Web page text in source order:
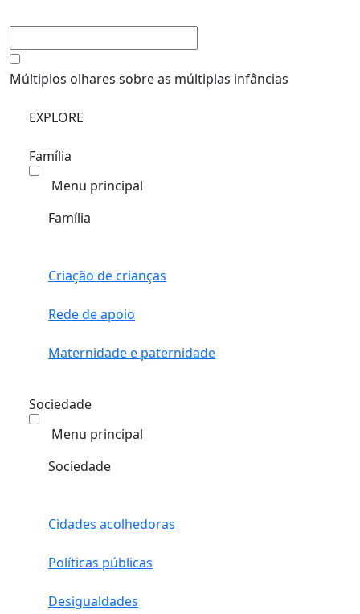
Múltiplos olhares sobre as múltiplas infâncias
EXPLORE
Família
Menu principal
Família
Criação de crianças
Rede de apoio
Maternidade e paternidade
Sociedade
Menu principal
Sociedade
Cidades acolhedoras
Políticas públicas
Desigualdades